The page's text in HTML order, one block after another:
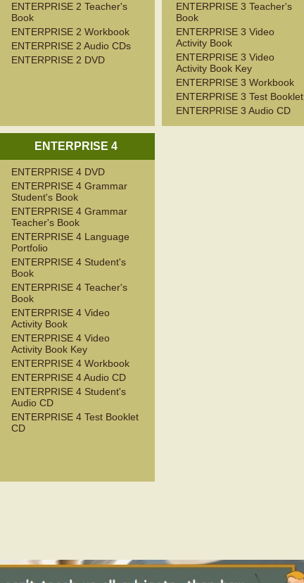
ENTERPRISE 2 Teacher's
Book
ENTERPRISE 2 Workbook
ENTERPRISE 2 Audio CDs
ENTERPRISE 2 DVD
ENTERPRISE 3 Teacher's
Book
ENTERPRISE 3 Video
Activity Book
ENTERPRISE 3 Video
Activity Book Key
ENTERPRISE 3 Workbook
ENTERPRISE 3 Test Booklet
ENTERPRISE 3 Audio CD
ENTERPRISE 4
ENTERPRISE 4 DVD
ENTERPRISE 4 Grammar
Student's Book
ENTERPRISE 4 Grammar
Teacher's Book
ENTERPRISE 4 Language
Portfolio
ENTERPRISE 4 Student's
Book
ENTERPRISE 4 Teacher's
Book
ENTERPRISE 4 Video
Activity Book
ENTERPRISE 4 Video
Activity Book Key
ENTERPRISE 4 Workbook
ENTERPRISE 4 Audio CD
ENTERPRISE 4 Student's
Audio CD
ENTERPRISE 4 Test Booklet
CD